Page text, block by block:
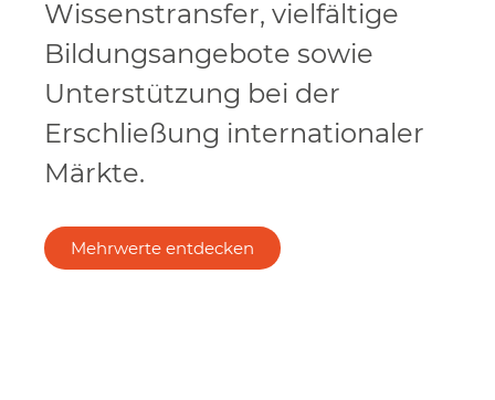
Wissenstransfer, vielfältige
Bildungsangebote sowie
Unterstützung bei der
Erschließung internationaler
Märkte.
Mehrwerte entdecken